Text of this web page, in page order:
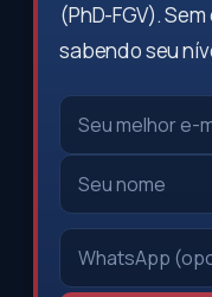
(PhD-FGV).
sabendo seu